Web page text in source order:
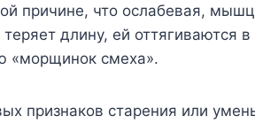
причине, что ослабевая,
длину, ей оттягиваются в
«морщинок смеха».
признаков старения или